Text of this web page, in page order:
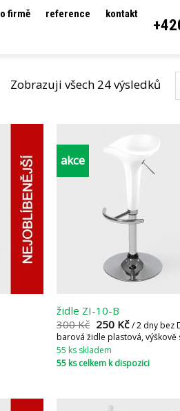
o firmě reference kontakt
Zobrazuji všech 24 výsledků
akce
židle ZI-10-B
300Kč 250 Kč / 2 dny bez
barová židle plastová, výškově
55 ks skladem
55 ks celkem k dispozici